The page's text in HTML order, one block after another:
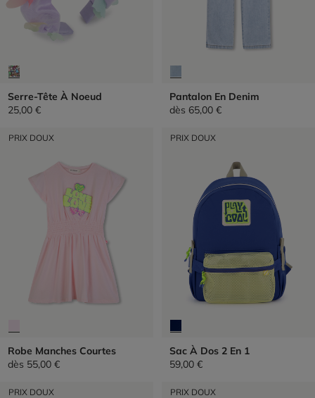
Serre-Tête À Noeud
25,00 €
Pantalon En Denim
dès 65,00 €
PRIX DOUX
Robe Manches Courtes
dès 55,00 €
PRIX DOUX
Sac À Dos 2 En 1
59,00 €
PRIX DOUX PRIX DOUX